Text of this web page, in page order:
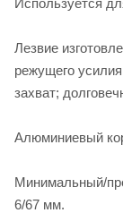
Используется
Лезвие
режущего
захват;
Алюминиевый
Минимальный/
6/67 мм.